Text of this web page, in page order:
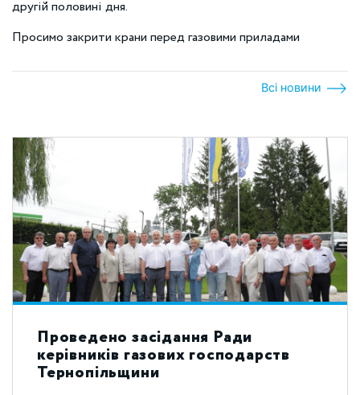
другій половині дня.
Просимо закрити крани перед газовими приладами
Всі новини
Проведено засідання Ради
керівників газових господарств
Тернопільщини